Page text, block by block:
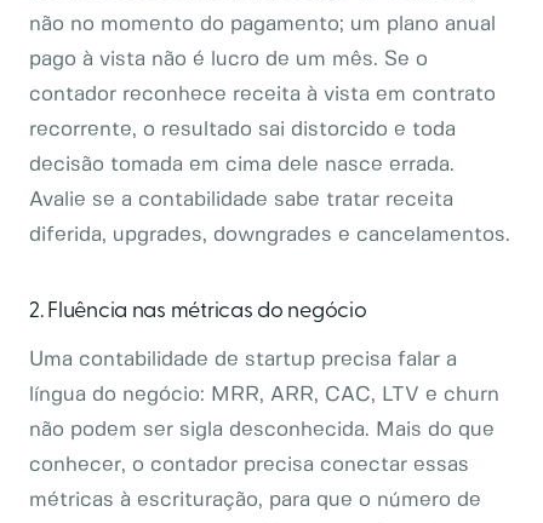
não no momento do pagamento; um plano anual
pago à vista não é lucro de um mês. Se o
contador reconhece receita à vista em contrato
recorrente, o resultado sai distorcido e toda
decisão tomada em cima dele nasce errada.
Avalie se a contabilidade sabe tratar receita
diferida, upgrades, downgrades e cancelamentos.
2. Fluência nas métricas do negócio
Uma contabilidade de startup precisa falar a
língua do negócio: MRR, ARR, CAC, LTV e churn
não podem ser sigla desconhecida. Mais do que
conhecer, o contador precisa conectar essas
métricas à escrituração, para que o número de